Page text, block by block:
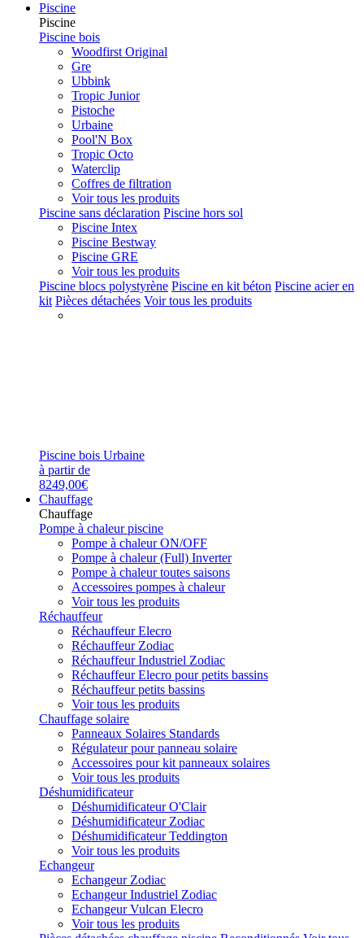
Piscine
Piscine
Piscine bois
Woodfirst Original
Gre
Ubbink
Tropic Junior
Pistoche
Urbaine
Pool'N Box
Tropic Octo
Waterclip
Coffres de filtration
Voir tous les produits
Piscine sans déclaration Piscine hors sol
Piscine Intex
Piscine Bestway
Piscine GRE
Voir tous les produits
Piscine blocs polystyrène Piscine en kit béton Piscine acier en
kit Pièces détachées Voir tous les produits
Piscine bois Urbaine
à partir de
8249,00€
Chauffage
Chauffage
Pompe à chaleur piscine
Pompe à chaleur ON/OFF
Pompe à chaleur (Full) Inverter
Pompe à chaleur toutes saisons
Accessoires pompes à chaleur
Voir tous les produits
Réchauffeur
Réchauffeur Elecro
Réchauffeur Zodiac
Réchauffeur Industriel Zodiac
Réchauffeur Elecro pour petits bassins
Réchauffeur petits bassins
Voir tous les produits
Chauffage solaire
Panneaux Solaires Standards
Régulateur pour panneau solaire
Accessoires pour kit panneaux solaires
Voir tous les produits
Déshumidificateur
Déshumidificateur O'Clair
Déshumidificateur Zodiac
Déshumidificateur Teddington
Voir tous les produits
Echangeur
Echangeur Zodiac
Echangeur Industriel Zodiac
Echangeur Vulcan Elecro
Voir tous les produits